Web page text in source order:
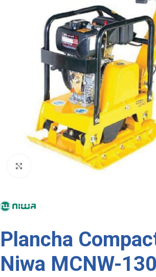
Click to enlarge
Plancha
Niwa MCNW-130